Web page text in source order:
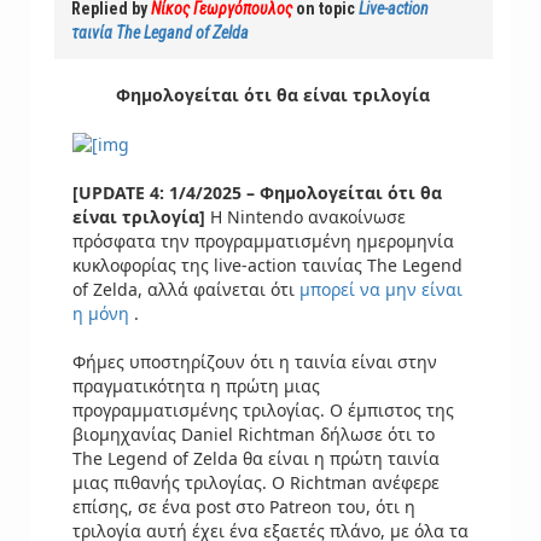
Replied byΝίκος Γεωργόπουλοςon topicLive-action
ταινία The Legand of Zelda
Φημολογείται ότι θα είναι τριλογία
[UPDATE 4: 1/4/2025 – Φημολογείται ότι θα
είναι τριλογία] Η Nintendo ανακοίνωσε
πρόσφατα την προγραμματισμένη ημερομηνία
κυκλοφορίας της live-action ταινίας The Legend
of Zelda, αλλά φαίνεται ότι μπορεί να μην είναι
η μόνη .
Φήμες υποστηρίζουν ότι η ταινία είναι στην
πραγματικότητα η πρώτη μιας
προγραμματισμένης τριλογίας. Ο έμπιστος της
βιομηχανίας Daniel Richtman δήλωσε ότι το
The Legend of Zelda θα είναι η πρώτη ταινία
μιας πιθανής τριλογίας. Ο Richtman ανέφερε
επίσης, σε ένα post στο Patreon του, ότι η
τριλογία αυτή έχει ένα εξαετές πλάνο, με όλα τα